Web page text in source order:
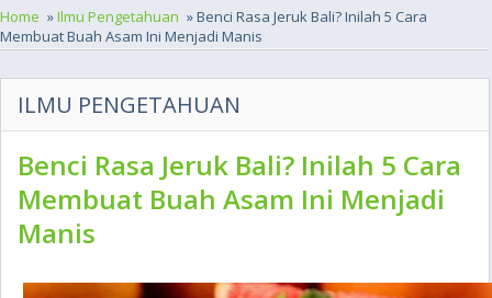
Home »Ilmu Pengetahuan » Benci Rasa Jeruk Bali? Inilah 5 Cara
Membuat Buah Asam Ini Menjadi Manis
ILMU PENGETAHUAN
Benci Rasa Jeruk Bali? Inilah 5 Cara
Membuat Buah Asam Ini Menjadi
Manis